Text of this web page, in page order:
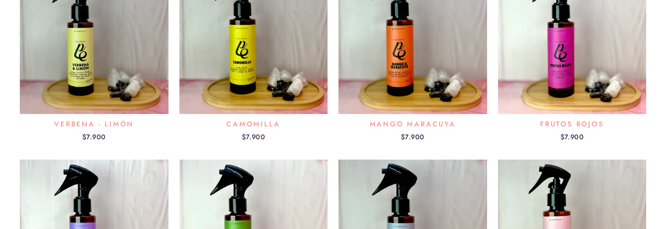
VERBENA - LIMÓN
$7.900
CAMOMILLA
$7.900
MANGO MARACUYA
$7.900
FRUTOS ROJOS
$7.900